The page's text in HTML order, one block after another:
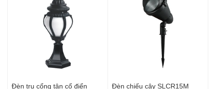
Đèn trụ cổng tân cổ điển
Đèn chiếu cây SLCR15M